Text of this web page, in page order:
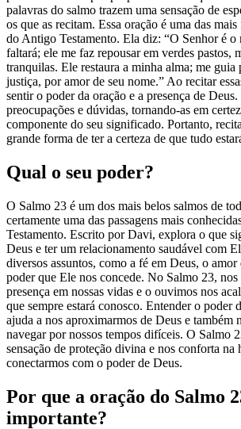
palavras do salmo trazem uma sensação de
os que as recitam. Essa oração é uma das mais
do Antigo Testamento. Ela diz: “O Senhor é o
faltará; ele me faz repousar em verdes pastos,
tranquilas. Ele restaura a minha alma; me guia
justiça, por amor de seu nome.” Ao recitar
sentir o poder da oração e a presença de
preocupações e dúvidas, tornando-as em
componente do seu significado. Portanto,
grande forma de ter a certeza de que tudo
Qual o seu poder?
O Salmo 23 é um dos mais belos salmos de
certamente uma das passagens mais
Testamento. Escrito por Davi, explora o que
Deus e ter um relacionamento saudável com
diversos assuntos, como a fé em Deus, o
poder que Ele nos concede. No Salmo 23, nos
presença em nossas vidas e o ouvimos nos
que sempre estará conosco. Entender o poder
ajuda a nos aproximarmos de Deus e também
navegar por nossos tempos difíceis. O Salmo
sensação de proteção divina e nos conforta na
conectarmos com o poder de Deus.
Por que a oração do Salmo
importante?